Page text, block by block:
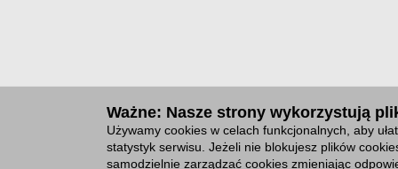
Ważne: Nasze strony wykorzystują
Używamy cookies w celach funkcjonalnych, aby
statystyk serwisu. Jeżeli nie blokujesz plików
samodzielnie zarządzać cookies zmieniając